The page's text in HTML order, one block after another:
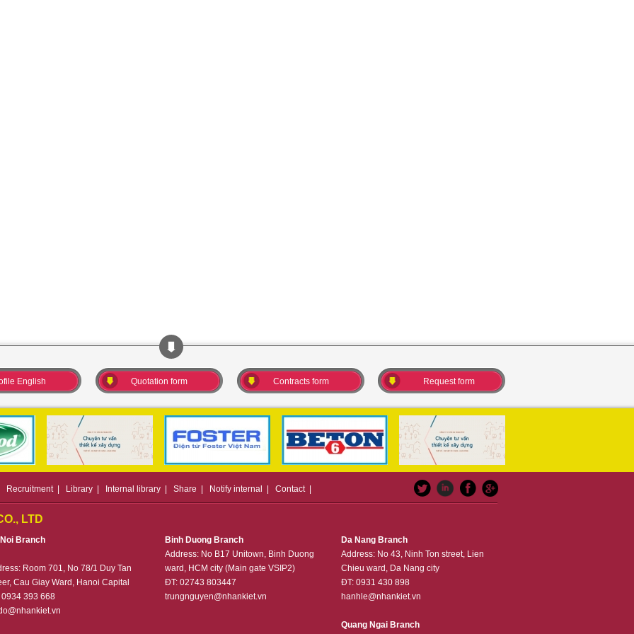
English Quotation form Contracts form Request form
Recruitment| Library Internal library Share Notify internal Contact|
LTD
Noi Branch
Room 701, No 78/1 Duy Tan
Cau Giay Ward, Hanoi Capital
393 668
Binh Duong Branch
Address: No B17 Unitown, Binh Duong
ward, HCM city (Main gate VSIP2)
ĐT: 02743 803447
trungnguyen@nhankiet.vn
Da Nang Branch
Address: No 43, Ninh Ton street, Lien
Chieu ward, Da Nang city
ĐT: 0931 430 898
hanhle@nhankiet.vn
Quang Ngai Branch